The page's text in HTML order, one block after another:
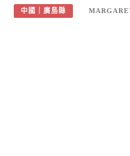
中國｜廣島縣